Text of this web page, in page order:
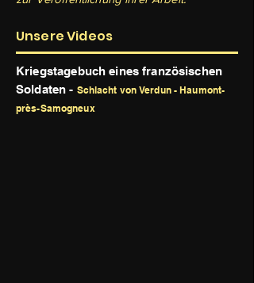
Unsere Videos
Kriegstagebuch eines französischen
Soldaten - Schlacht von Verdun - Haumont-
près-Samogneux